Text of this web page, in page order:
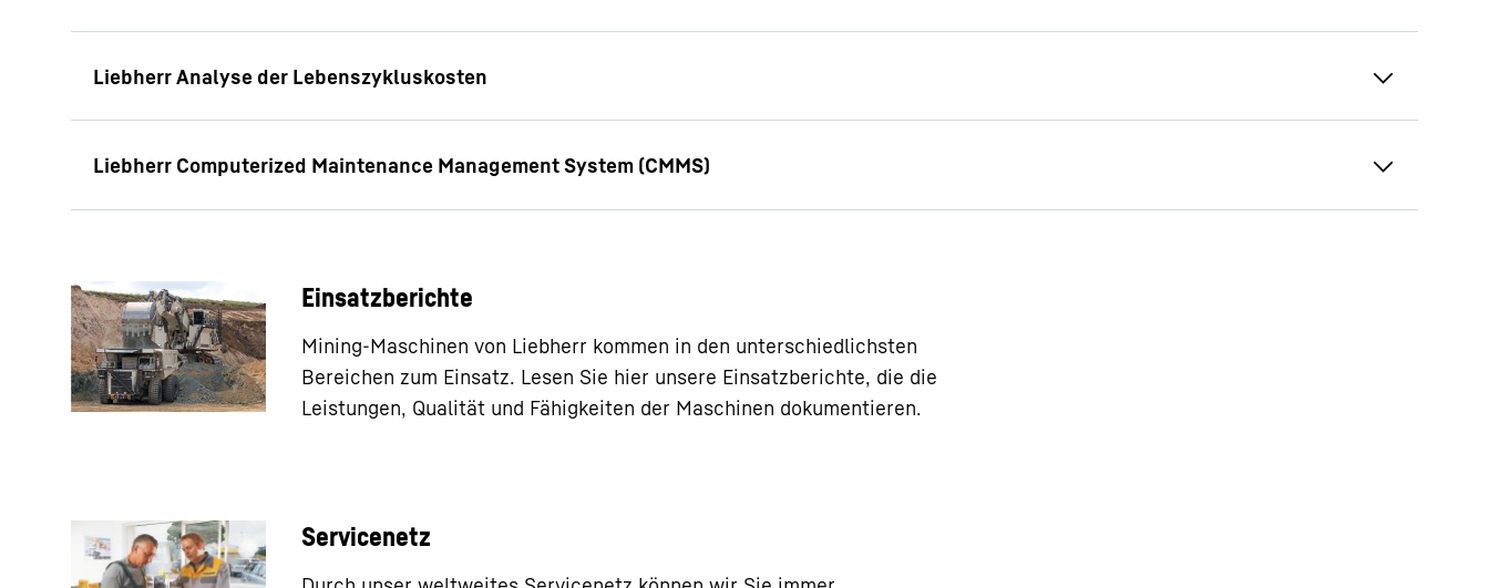
auswertungsprozess, der direkt mit den Liebherr Mining Werken
weiter. Diese Verbesserungen gelten einerseits für die aktuellen
Wartungskosten- sowie die Verfügbarkeitsgarantie im Rahmen
unserer vollumfänglichen Liebherr Maintenance And Repair
Contracts (MARC) sicherzustellen.
unterstützen. Das Ergebnis ist eine beachtliche Datenbank, die Folgendes ermöglicht:
Technische Analysen
Vorgeschichte der Ausrüstung
Technische Daten
Einsatzberichte
Mining-Maschinen von Liebherr kommen in den unterschiedlichsten
Bereichen zum Einsatz. Lesen Sie hier unsere Einsatzberichte, die die
Leistungen, Qualität und Fähigkeiten der Maschinen dokumentieren.
Servicenetz